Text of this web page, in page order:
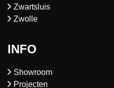
Zwartsluis
Zwolle
INFO
Showroom
Projecten